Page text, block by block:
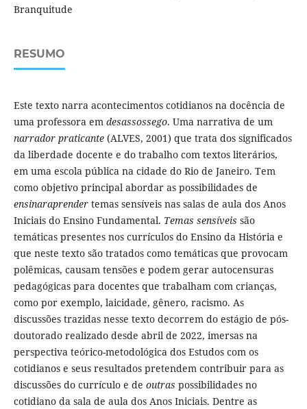
Branquitude
RESUMO
Este texto narra acontecimentos cotidianos na docência de
uma professora em desassossego. Uma narrativa de um
narrador praticante(ALVES, 2001) que trata dos significados
da liberdade docente e do trabalho com textos literários,
em uma escola pública na cidade do Rio de Janeiro. Tem
como objetivo principal abordar as possibilidades de
ensinaraprendertemas sensíveis nas salas de aula dos Anos
Iniciais do Ensino Fundamental. Temas sensíveis são
temáticas presentes nos currículos do Ensino da História e
que neste texto são tratados como temáticas que provocam
polêmicas, causam tensões e podem gerar autocensuras
pedagógicas para docentes que trabalham com crianças,
como por exemplo, laicidade, gênero, racismo. As
discussões trazidas nesse texto decorrem do estágio de pós-
doutorado realizado desde abril de 2022, imersas na
perspectiva teórico-metodológica dos Estudos com os
cotidianos e seus resultados pretendem contribuir para as
discussões do currículo e de outras possibilidades no
cotidiano da sala de aula dos Anos Iniciais. Dentre as